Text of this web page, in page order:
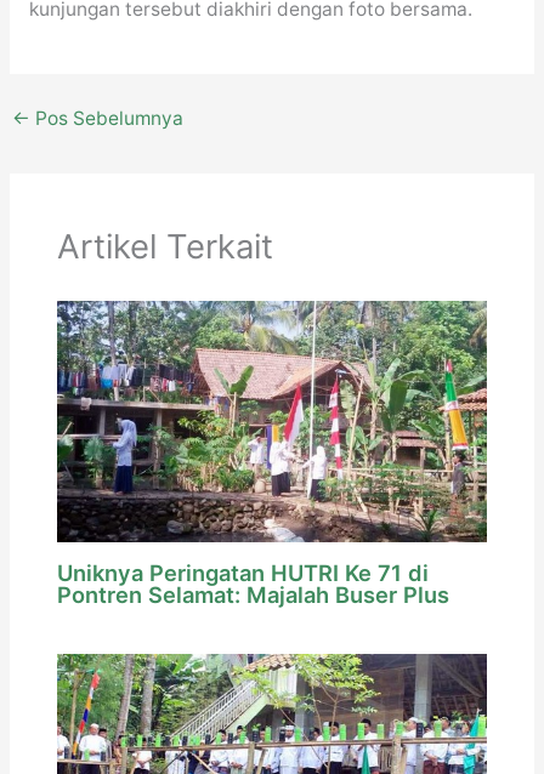
kunjungan tersebut diakhiri dengan foto bersama.
← Pos Sebelumnya
Artikel Terkait
Uniknya Peringatan HUTRI Ke 71 di
Pontren Selamat: Majalah Buser Plus